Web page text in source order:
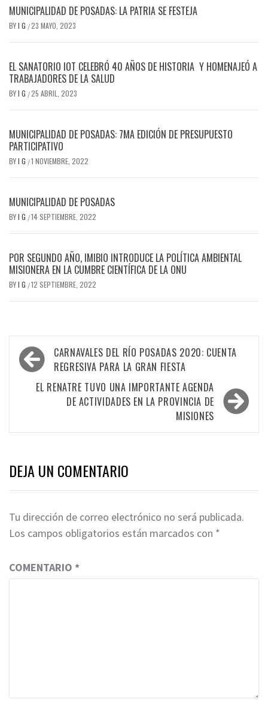
MUNICIPALIDAD DE POSADAS: LA PATRIA SE FESTEJA
BYI G /23 MAYO, 2023
EL SANATORIO IOT CELEBRÓ 40 AÑOS DE HISTORIA Y HOMENAJEÓ A
TRABAJADORES DE LA SALUD
BYI G /25 ABRIL, 2023
MUNICIPALIDAD DE POSADAS: 7MA EDICIÓN DE PRESUPUESTO
PARTICIPATIVO
BYI G /1 NOVIEMBRE, 2022
MUNICIPALIDAD DE POSADAS
BYI G /14 SEPTIEMBRE, 2022
POR SEGUNDO AÑO, IMIBIO INTRODUCE LA POLÍTICA AMBIENTAL
MISIONERA EN LA CUMBRE CIENTÍFICA DE LA ONU
BYI G /12 SEPTIEMBRE, 2022
Navegación
de
entradas
CARNAVALES DEL RÍO POSADAS 2020: CUENTA
REGRESIVA PARA LA GRAN FIESTA
EL RENATRE TUVO UNA IMPORTANTE AGENDA
DE ACTIVIDADES EN LA PROVINCIA DE
MISIONES
DEJA UN COMENTARIO
Tu dirección de correo electrónico no será publicada.
Los campos obligatorios están marcados con *
COMENTARIO *